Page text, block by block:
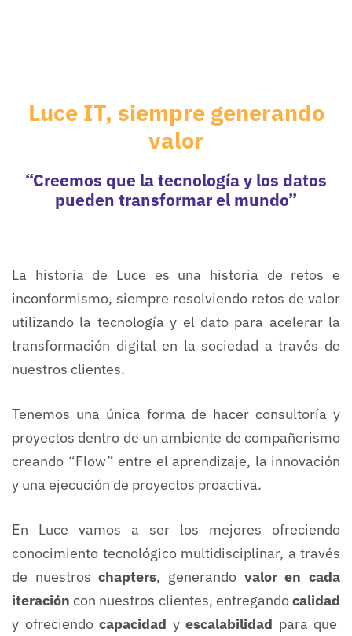
Luce IT, siempre generando
valor
“Creemos que la tecnología y los datos
pueden transformar el mundo”
La historia de Luce es una historia de retos e
inconformismo, siempre resolviendo retos de valor
utilizando la tecnología y el dato para acelerar la
transformación digital en la sociedad a través de
nuestros clientes.
Tenemos una única forma de hacer consultoría y
proyectos dentro de un ambiente de compañerismo
creando “Flow” entre el aprendizaje, la innovación
y una ejecución de proyectos proactiva.
En Luce vamos a ser los mejores ofreciendo
conocimiento tecnológico multidisciplinar, a través
de nuestroschapters, generando valor en cada
iteración con nuestros clientes, entregandocalidad
y ofreciendocapacidad yescalabilidad para que